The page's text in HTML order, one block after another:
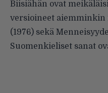
Biisiähän ovat
versioineet aiemminkin
(1976) sekä
Suomenkieliset sanat